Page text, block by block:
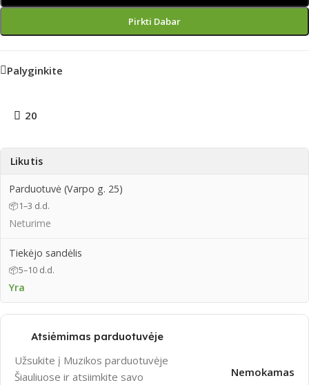
Pirkti Dabar
Palyginkite
20
Likutis
Parduotuvė (Varpo g. 25)
📦1–3 d.d.
Neturime
Tiekėjo sandėlis
📦5–10 d.d.
Yra
Atsiėmimas parduotuvėje
Užsukite į Muzikos parduotuvėje
Šiauliuose ir atsiimkite savo
Nemokamas